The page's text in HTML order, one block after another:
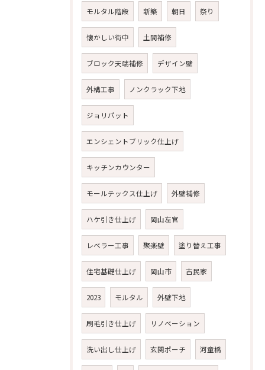
モルタル階段 新築 朝日 祭り
懐かしい街中 土間補修
ブロック天端補修 デザイン壁
外構工事 ノンクラック下地
ジョリパット
エンシェントブリック仕上げ
キッチンカウンター
モールテックス仕上げ 外壁補修
ハケ引き仕上げ 岡山左官
レベラー工事 聚楽壁 塗り替え工事
住宅基礎仕上げ 岡山市 古民家
2023 モルタル 外壁下地
刷毛引き仕上げ リノベーション
洗い出し仕上げ 玄関ポーチ 河童橋